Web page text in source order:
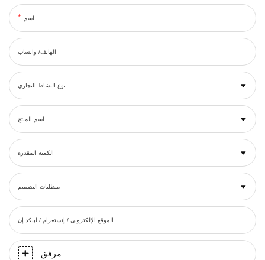
اسم
الهاتف/ واتساب
نوع النشاط التجاري
اسم المنتج
الكمية المقدرة
متطلبات التصميم
الموقع الإلكتروني / إنستغرام / لينكد إن
مرفق